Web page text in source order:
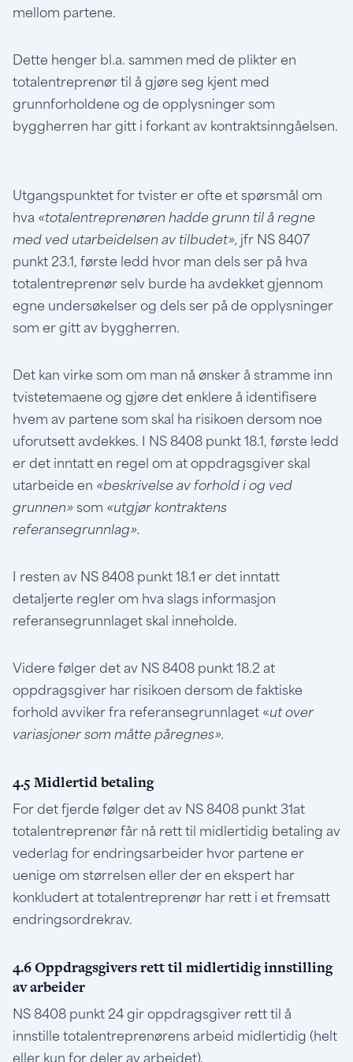
mellom partene.
Dette henger bl.a. sammen med de plikter en
totalentreprenør til å gjøre seg kjent med
grunnforholdene og de opplysninger som
byggherren har gitt i forkant av kontraktsinngåelsen.
Utgangspunktet for tvister er ofte et spørsmål om
hva «totalentreprenøren hadde grunn til å regne
med ved utarbeidelsen av tilbudet», jfr NS 8407
punkt 23.1, første ledd hvor man dels ser på hva
totalentreprenør selv burde ha avdekket gjennom
egne undersøkelser og dels ser på de opplysninger
som er gitt av byggherren.
Det kan virke som om man nå ønsker å stramme inn
tvistetemaene og gjøre det enklere å identifisere
hvem av partene som skal ha risikoen dersom noe
uforutsett avdekkes. I NS 8408 punkt 18.1, første ledd
er det inntatt en regel om at oppdragsgiver skal
utarbeide en «beskrivelse av forhold i og ved
grunnen» som «utgjør kontraktens
referansegrunnlag».
I resten av NS 8408 punkt 18.1 er det inntatt
detaljerte regler om hva slags informasjon
referansegrunnlaget skal inneholde.
Videre følger det av NS 8408 punkt 18.2 at
oppdragsgiver har risikoen dersom de faktiske
forhold avviker fra referansegrunnlaget «ut over
variasjoner som måtte påregnes».
4.5 Midlertid betaling
For det fjerde følger det av NS 8408 punkt 31at
totalentreprenør får nå rett til midlertidig betaling av
vederlag for endringsarbeider hvor partene er
uenige om størrelsen eller der en ekspert har
konkludert at totalentreprenør har rett i et fremsatt
endringsordrekrav.
4.6 Oppdragsgivers rett til midlertidig innstilling
av arbeider
NS 8408 punkt 24 gir oppdragsgiver rett til å
innstille totalentreprenørens arbeid midlertidig (helt